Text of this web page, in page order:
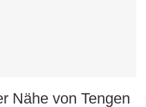
Nähe von Tengen